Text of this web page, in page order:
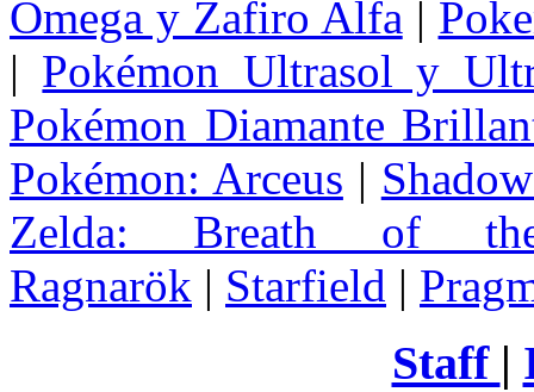
Omega y Zafiro Alfa |
| Pokémon Ultrasol y
Pokémon Diamante
Pokémon: Arceus |
Zelda: Breath of
Ragnarök | Starfield |
Staff |